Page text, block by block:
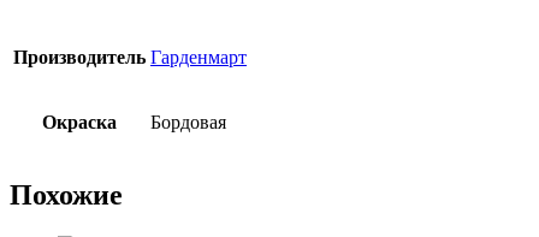
Производитель Гарденмарт
Окраска Бордовая
Похожие